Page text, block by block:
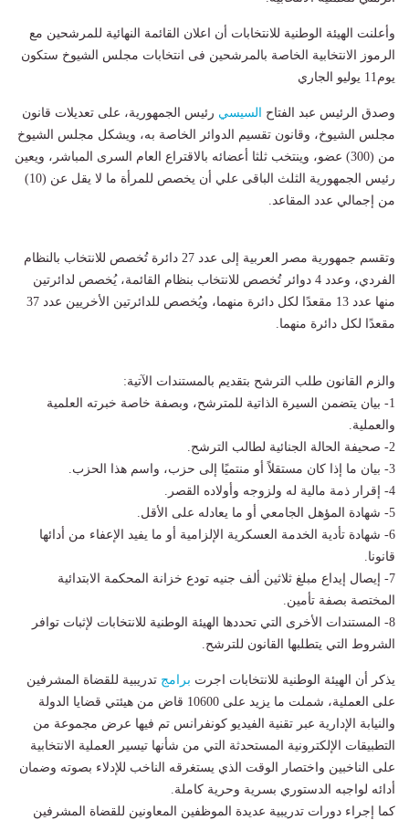
وأعلنت الهيئة الوطنية للانتخابات أن اعلان القائمة النهائية للمرشحين مع
الرموز الانتخابية الخاصة بالمرشحين فى انتخابات مجلس الشيوخ ستكون
يوم11 يوليو الجاري
وصدق الرئيس عبد الفتاح السيسي رئيس الجمهورية، على تعديلات قانون
مجلس الشيوخ، وقانون تقسيم الدوائر الخاصة به، ويشكل مجلس الشيوخ
من (300) عضو، وينتخب ثلثا أعضائه بالاقتراع العام السرى المباشر، ويعين
رئيس الجمهورية الثلث الباقى علي أن يخصص للمرأة ما لا يقل عن (10)
من إجمالي عدد المقاعد.
وتقسم جمهورية مصر العربية إلى عدد 27 دائرة تُخصص للانتخاب بالنظام
الفردي، وعدد 4 دوائر تُخصص للانتخاب بنظام القائمة، يُخصص لدائرتين
منها عدد 13 مقعدًا لكل دائرة منهما، ويُخصص للدائرتين الأخريين عدد 37
مقعدًا لكل دائرة منهما.
والزم القانون طلب الترشح بتقديم بالمستندات الآتية:
1- بيان يتضمن السيرة الذاتية للمترشح، وبصفة خاصة خبرته العلمية
والعملية.
2- صحيفة الحالة الجنائية لطالب الترشح.
3- بيان ما إذا كان مستقلاً أو منتميًا إلى حزب، واسم هذا الحزب.
4- إقرار ذمة مالية له ولزوجه وأولاده القصر.
5- شهادة المؤهل الجامعي أو ما يعادله على الأقل.
6- شهادة تأدية الخدمة العسكرية الإلزامية أو ما يفيد الإعفاء من أدائها
قانونا.
7- إيصال إيداع مبلغ ثلاثين ألف جنيه تودع خزانة المحكمة الابتدائية
المختصة بصفة تأمين.
8- المستندات الأخرى التي تحددها الهيئة الوطنية للانتخابات لإثبات توافر
الشروط التي يتطلبها القانون للترشح.
يذكر أن الهيئة الوطنية للانتخابات اجرت برامج تدريبية للقضاة المشرفين
على العملية، شملت ما يزيد على 10600 قاض من هيئتي قضايا الدولة
والنيابة الإدارية عبر تقنية الفيديو كونفرانس تم فيها عرض مجموعة من
التطبيقات الإلكترونية المستحدثة التي من شأنها تيسير العملية الانتخابية
على الناخبين واختصار الوقت الذي يستغرقه الناخب للإدلاء بصوته وضمان
أدائه لواجبه الدستوري بسرية وحرية كاملة.
كما إجراء دورات تدريبية عديدة الموظفين المعاونين للقضاة المشرفين